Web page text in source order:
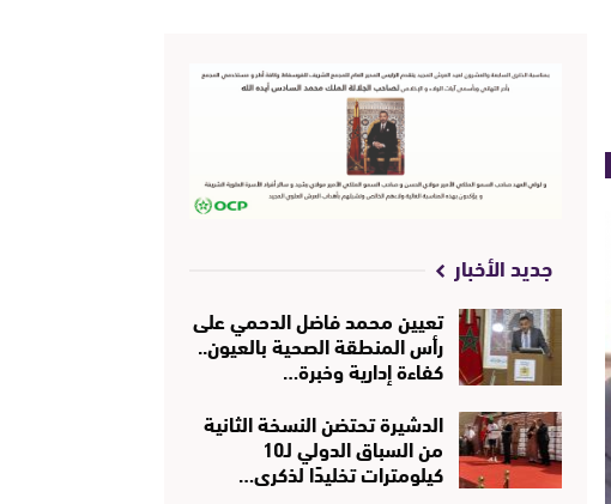
جديد الأخبار
تعيين محمد فاضل الدحمي على
رأس المنطقة الصحية بالعيون..
كفاءة إدارية وخبرة…
الدشيرة تحتضن النسخة الثانية
من السباق الدولي لـ10
كيلومترات تخليدًا لذكرى…